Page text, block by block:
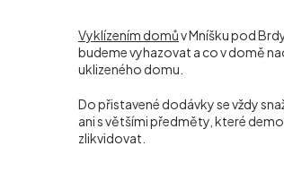
Vyklízením domův Mníšku pod
budeme vyhazovat a co v domě
uklizeného domu.
Do přistavené dodávky se vždy
ani s většími předměty, které
zlikvidovat.